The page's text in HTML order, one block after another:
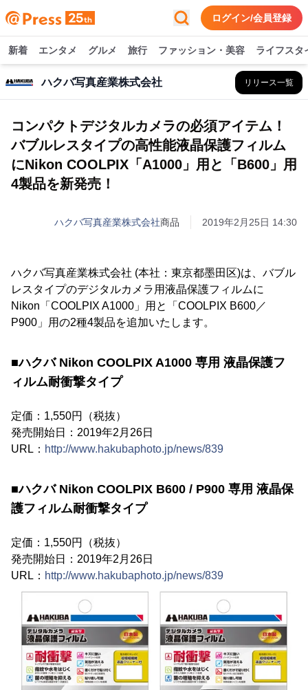
ログイン/会員登録
新着 エンタメ グルメ 旅行 ファッション・美容 ライフスタ
ハクバ写真産業株式会社 リリース一覧
コンパクトデジタルカメラの必須アイテム！
バブルレスタイプの高性能液晶保護フィルム
にNikon COOLPIX「A1000」用と「B600」用
4製品を新発売！
ハクバ写真産業株式会社商品 2019年2月25日 14:30
ハクバ写真産業株式会社 (本社：東京都墨田区)は、バブル
レスタイプのデジタルカメラ用液晶保護フィルムに
Nikon「COOLPIX A1000」用と「COOLPIX B600／
P900」用の2種4製品を追加いたします。
■ハクバ Nikon COOLPIX A1000 専用 液晶保護フ
ィルム耐衝撃タイプ
定価：1,550円（税抜）
発売開始日：2019年2月26日
URL： http://www.hakubaphoto.jp/news/839
■ハクバ Nikon COOLPIX B600 / P900 専用 液晶保
護フィルム耐衝撃タイプ
定価：1,550円（税抜）
発売開始日：2019年2月26日
URL： http://www.hakubaphoto.jp/news/839